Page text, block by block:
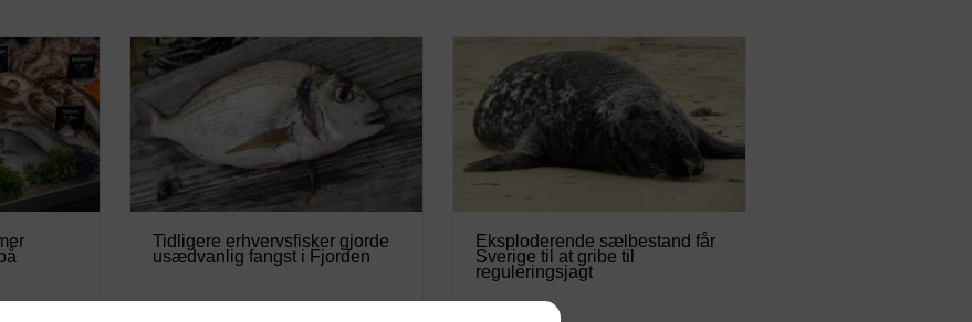
Tidligere erhvervsfisker gjorde
usædvanlig fangst i Fjorden
Eksploderende sælbestand får
Sverige til at gribe til
reguleringsjagt